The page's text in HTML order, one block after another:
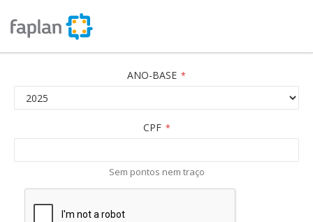
ANO-BASE *
CPF *
Sem pontos nem traço